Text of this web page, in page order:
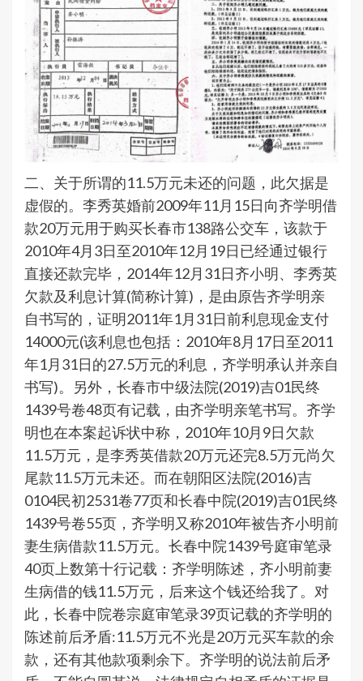
二、关于所谓的11.5万元未还的问题，此欠据是
虚假的。李秀英婚前2009年11月15日向齐学明借
款20万元用于购买长春市138路公交车，该款于
2010年4月3日至2010年12月19日已经通过银行
直接还款完毕，2014年12月31日齐小明、李秀英
欠款及利息计算(简称计算)，是由原告齐学明亲
自书写的，证明2011年1月31日前利息现金支付
14000元(该利息也包括：2010年8月17日至2011
年1月31日的27.5万元的利息，齐学明承认并亲自
书写)。另外，长春市中级法院(2019)吉01民终
1439号卷48页有记载，由齐学明亲笔书写。齐学
明也在本案起诉状中称，2010年10月9日欠款
11.5万元，是李秀英借款20万元还完8.5万元尚欠
尾款11.5万元未还。而在朝阳区法院(2016)吉
0104民初2531卷77页和长春中院(2019)吉01民终
1439号卷55页，齐学明又称2010年被告齐小明前
妻生病借款11.5万元。长春中院1439号庭审笔录
40页上数第十行记载：齐学明陈述，齐小明前妻
生病借的钱11.5万元，后来这个钱还给我了。对
此，长春中院卷宗庭审笔录39页记载的齐学明的
陈述前后矛盾:11.5万元不光是20万元买车款的余
款，还有其他款项剩余下。齐学明的说法前后矛